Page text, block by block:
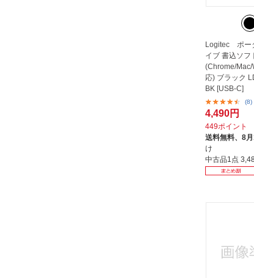
Logitec ポー
イブ 書込ソフ
(Chrome/
応) ブラック
BK [USB-C]
(8)
4,490円
449ポイント
送料無料、 8月
け
中古品1点